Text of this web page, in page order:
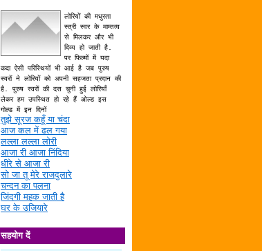
लोरियों की मधुरता
स्त्री स्वर के माम्तत्व
से मिलकर और भी
दिव्य हो जाती है.
पर फिल्मों में यदा
कदा ऐसी परिस्थियों भी आई है जब पुरुष
स्वरों ने लोरियों को अपनी सहजता प्रदान की
है. पुरुष स्वरों की दस चुनी हुई लोरियाँ
लेकर हम उपस्थित हो रहे हैं ओल्ड इस
गोल्ड में इन दिनों
तुझे सूरज कहूँ या चंदा
आज कल में ढल गया
लल्ला लल्ला लोरी
आजा री आजा निंदिया
धीरे से आजा री
सो जा तू मेरे राजदुलारे
चन्दन का पलना
जिंदगी महक जाती है
घर के उजियारे
सहयोग दें